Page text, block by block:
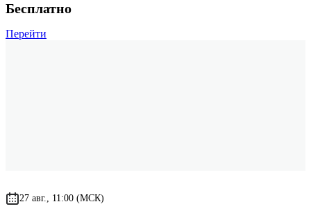
Бесплатно
Перейти
27 авг., 11:00 (МСК)